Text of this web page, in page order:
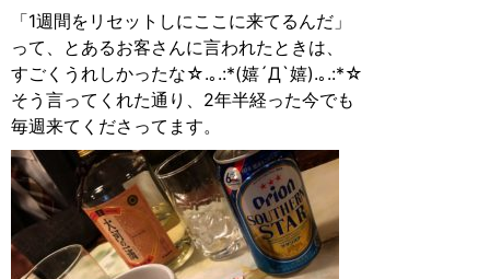
「1週間をリセットしにここに来てるんだ」
って、とあるお客さんに言われたときは、
すごくうれしかったな☆︎.｡.:*(嬉´Д`嬉).｡.:*☆︎
そう言ってくれた通り、2年半経った今でも
毎週来てくださってます。